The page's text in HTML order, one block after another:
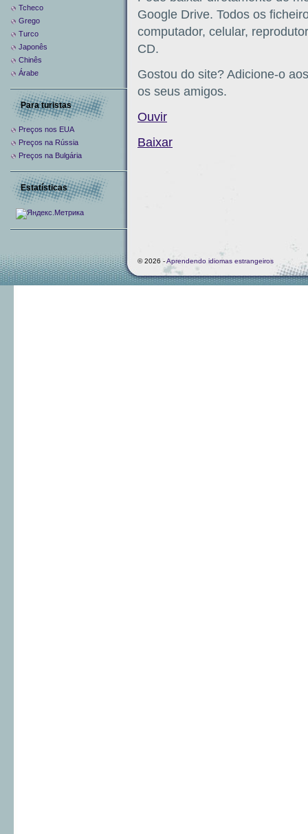
Google Drive. Todos os
computador, celular,
CD.
Gostou do site? Adicione-o
os seus amigos.
Ouvir
Baixar
Tcheco
Grego
Turco
Japonês
Chinês
Árabe
Para turistas
Preços nos EUA
Preços na Rússia
Preços na Bulgária
Estatísticas
© 2026 -Aprendendo idiomas estrangeiros